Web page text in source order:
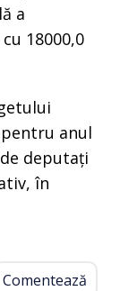
a
18000,0
anul
deputați
în
Comentează